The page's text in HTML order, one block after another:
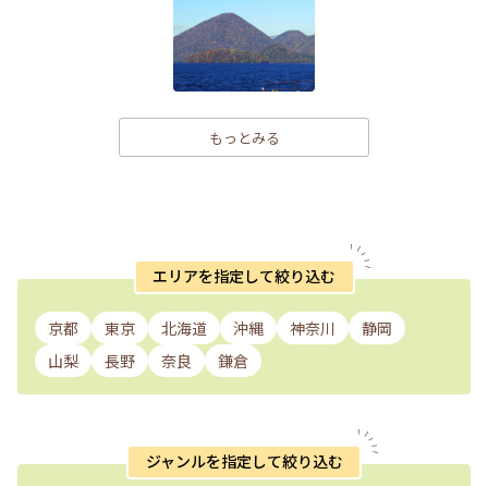
もっとみる
エリアを指定して絞り込む
京都 東京 北海道 沖縄 神奈川
静岡
山梨
長野 奈良 鎌倉
ジャンルを指定して絞り込む